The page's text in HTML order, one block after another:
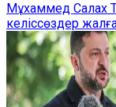
Мұхаммед Салах
келіссөздер